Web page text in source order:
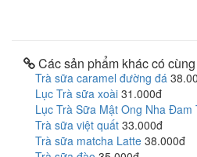
Các sản phẩm khác có
Trà sữa caramel đường đá
Lục Trà sữa xoài 31.000đ
Lục Trà Sữa Mật Ong Nha Đam
Trà sữa việt quất 33.000đ
Trà sữa matcha Latte 38.000đ